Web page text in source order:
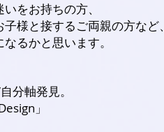
をお持ちの方、
様と接するご両親の方など、
るかと思います。
分軸発見。
」